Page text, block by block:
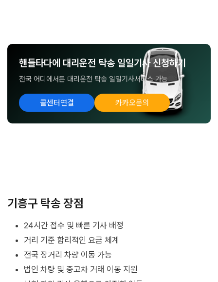
핸들타다에 대리운전 탁송 일일기사 신청하기
전국 어디에서든 대리운전 탁송 일일기사서비스 가능
콜센터연결 카카오문의
기흥구 탁송 장점
24시간 접수 및 빠른 기사 배정
거리 기준 합리적인 요금 체계
전국 장거리 차량 이동 가능
법인 차량 및 중고차 거래 이동 지원